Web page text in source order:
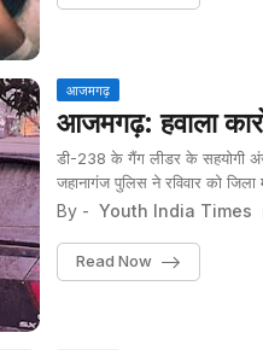
आजमगढ़
आजमगढ़: हवाला
डी-238 के गैंग लीडर के सहयोगी
जहानागंज पुलिस ने रविवार को
By - Youth India Times
Read Now